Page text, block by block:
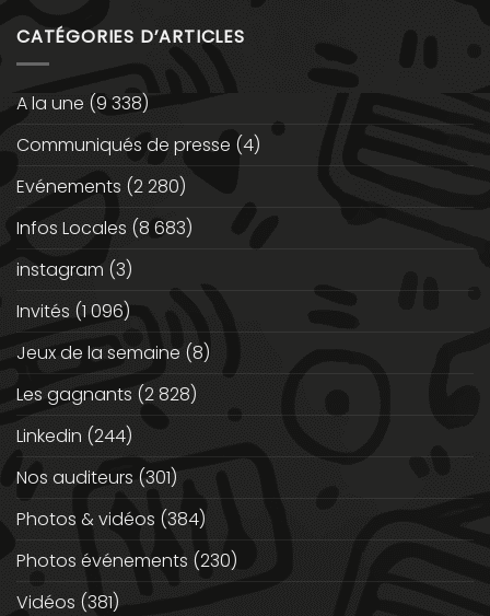
CATÉGORIES D’ARTICLES
A la une (9 338)
Communiqués de presse (4)
Evénements (2 280)
Infos Locales (8 683)
instagram (3)
Invités (1 096)
Jeux de la semaine (8)
Les gagnants (2 828)
Linkedin (244)
Nos auditeurs (301)
Photos & vidéos (384)
Photos événements (230)
Vidéos (381)